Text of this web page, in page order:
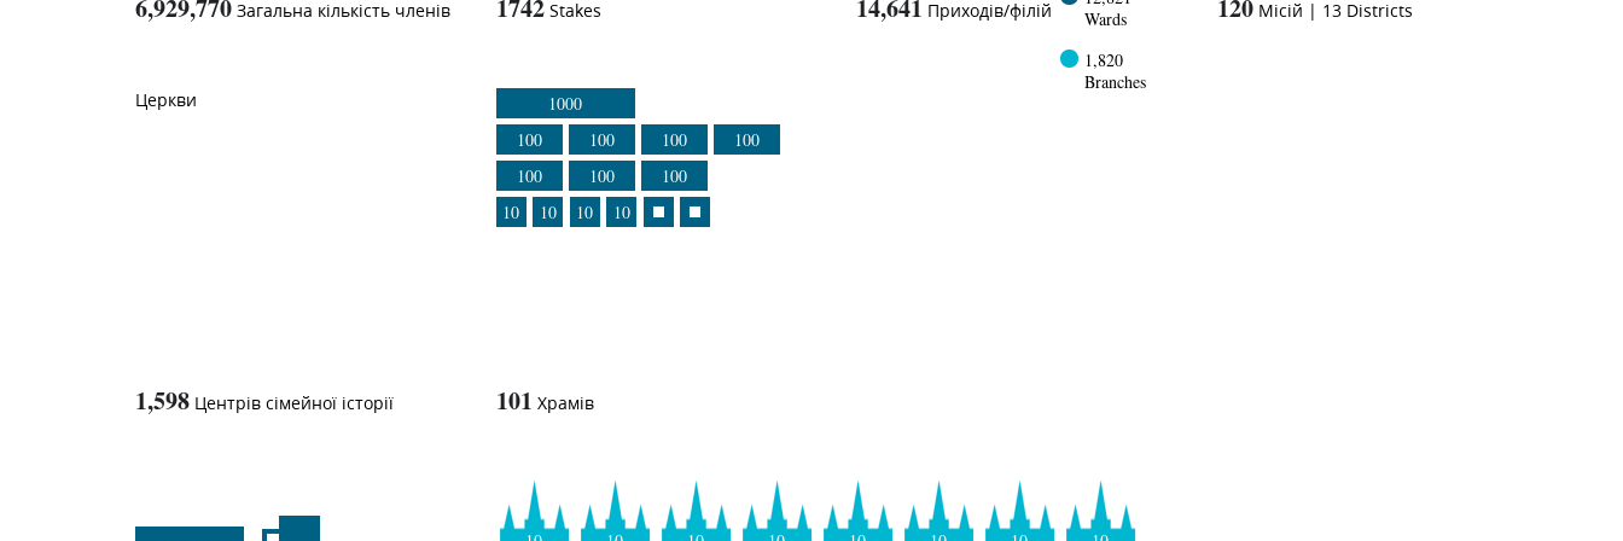
6,929,770 Загальна кількість членів
Церкви
1742 Stakes
1000
100
100 100
100
100
100
100
10
10 10 10
14,641 Приходів/філій
Wards
1,820
Branches
1,598 Центрів сімейної історії 101 Храмів
120 Місій | 13 Districts